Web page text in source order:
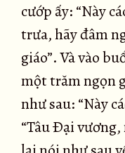
cướp ấy: “Này
trưa, hãy đâm
giáo”. Và vào
một trăm ngọn
như sau: “Này
“Tâu Ðại vương,